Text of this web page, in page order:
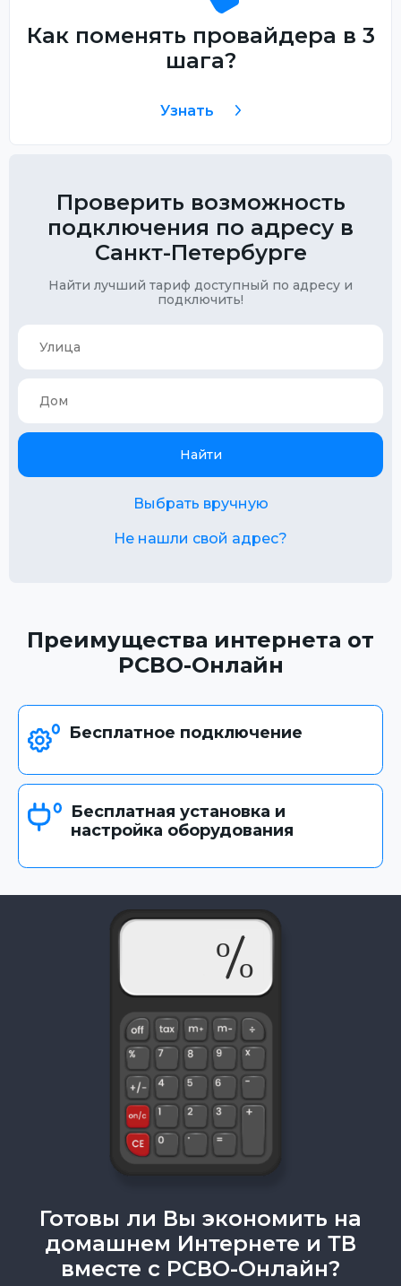
Как поменять провайдера в 3
шага?
Узнать
Проверить возможность
подключения по адресу в
Санкт-Петербурге
Найти лучший тариф доступный по адресу и
подключить!
Найти
Выбрать вручную
Не нашли свой адрес?
Преимущества интернета от
РСВО-Онлайн
Бесплатное подключение
Бесплатная установка и
настройка оборудования
Готовы ли Вы экономить на
домашнем Интернете и ТВ
вместе с РСВО-Онлайн?